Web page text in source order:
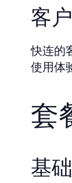
客
快连的
使用体
套
基